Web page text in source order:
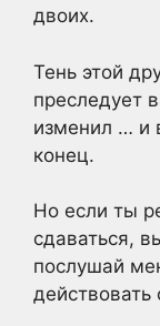
двоих.
Тень этой
преследует
изменил … и
конец.
Но если ты
сдаваться,
послушай
действовать